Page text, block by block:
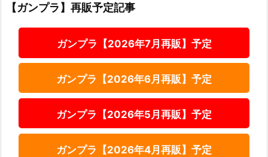
【ガンプラ】再販予定記事
ガンプラ【2026年7月再販】予定
ガンプラ【2026年6月再販】予定
ガンプラ【2026年5月再販】予定
ガンプラ【2026年4月再販】予定